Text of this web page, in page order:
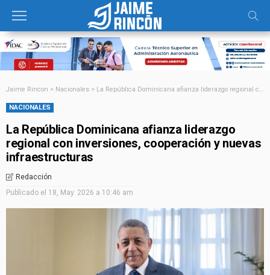
Jaime Rincon > Nacionales > La República Dominicana afianza liderazgo regional con inversiones, cooperación y nuevas infraestructuras
NACIONALES
La República Dominicana afianza liderazgo
regional con inversiones, cooperación y nuevas
infraestructuras
Redacción
Publicado el 18, May. 2026 a 10:46 am